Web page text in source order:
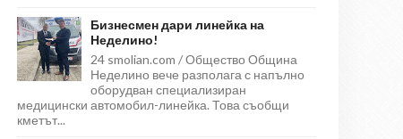
Бизнесмен дари линейка на
Неделино!
24 smolian.com / Общество Община
Неделино вече разполага с напълно
оборудван специализиран
медицински автомобил-линейка. Това съобщи
кметът...